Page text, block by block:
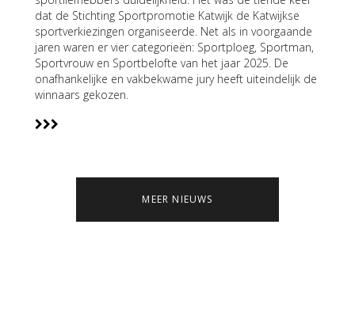
dat de Stichting Sportpromotie Katwijk de Katwijkse
sportverkiezingen organiseerde. Net als in voorgaande
jaren waren er vier categorieën: Sportploeg, Sportman,
Sportvrouw en Sportbelofte van het jaar 2025. De
onafhankelijke en vakbekwame jury heeft uiteindelijk de
winnaars gekozen.
MEER NIEUWS